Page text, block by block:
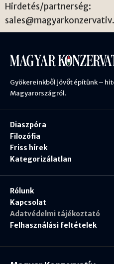
Hirdetés/partnerség:
Gyökereinkből jövőt építünk –
Magyarországról.
Diaszpóra
Filozófia
Friss hírek
Kategorizálatlan
Rólunk
Kapcsolat
Adatvédelmi tájékoztató
Felhasználási feltételek